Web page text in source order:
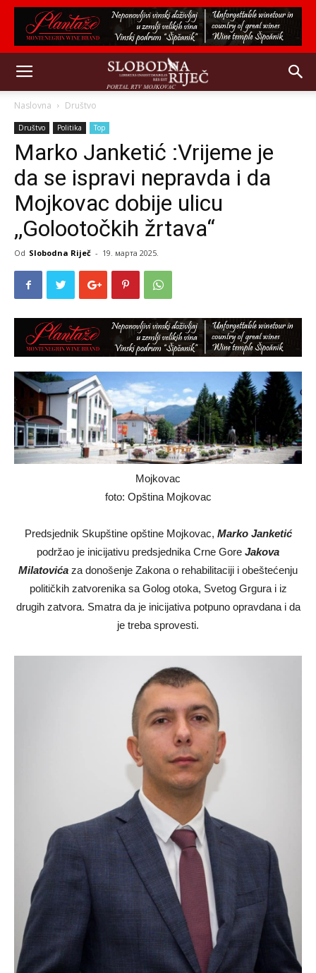
Naslovna Društvo
Društvo Politika Top
Marko Janketić :Vrijeme je
da se ispravi nepravda i da
Mojkovac dobije ulicu
,,Golootočkih žrtava“
Od Slobodna Riječ - 19. марта 2025.
Mojkovac
foto: Opština Mojkovac
Predsjednik Skupštine opštine Mojkovac, Marko Janketić
podržao je inicijativu predsjednika Crne Gore Jakova
Milatovića za donošenje Zakona o rehabilitaciji i obeštećenju
političkih zatvorenika sa Golog otoka, Svetog Grgura i iz
drugih zatvora. Smatra da je inicijativa potpuno opravdana i da
je treba sprovesti.